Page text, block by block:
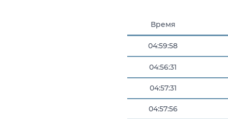
Время
04:59:58
04:56:31
04:57:31
04:57:56